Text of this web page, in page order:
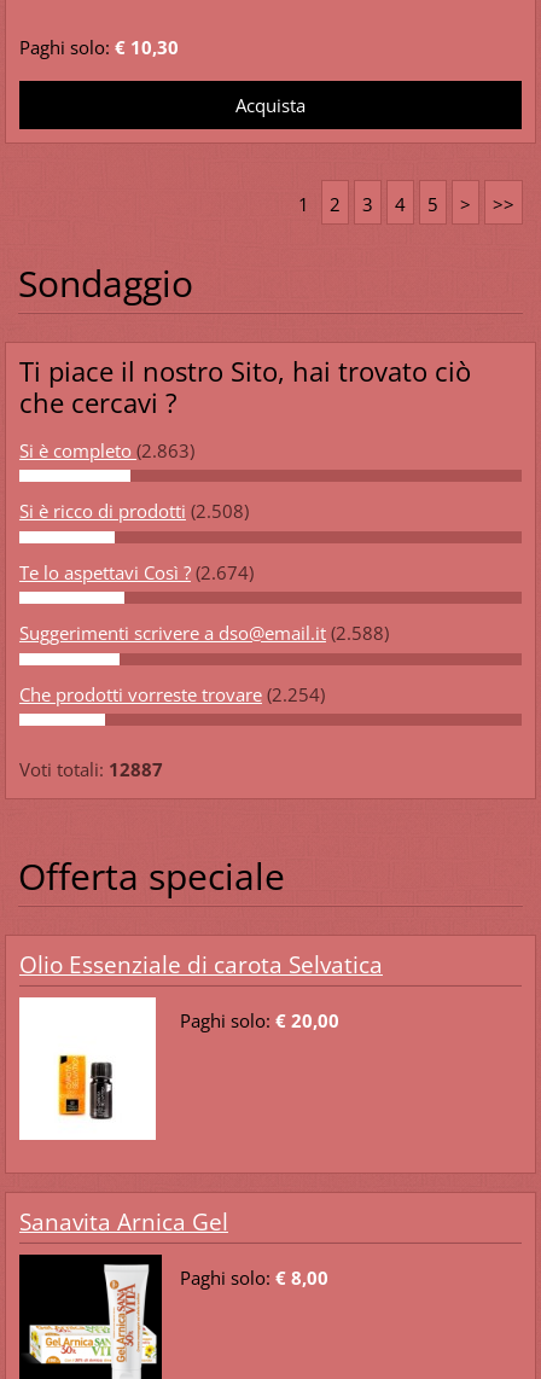
Paghi solo: € 10,30
1 2 3 4 5 > >>
Sondaggio
Ti piace il nostro Sito, hai trovato ciò
che cercavi ?
Si è completo (2.863)
Si è ricco di prodotti (2.508)
Te lo aspettavi Così ? (2.674)
Suggerimenti scrivere a dso@email.it (2.588)
Che prodotti vorreste trovare (2.254)
Voti totali: 12887
Offerta speciale
Olio Essenziale di carota Selvatica
Paghi solo: € 20,00
Sanavita Arnica Gel
Paghi solo: € 8,00